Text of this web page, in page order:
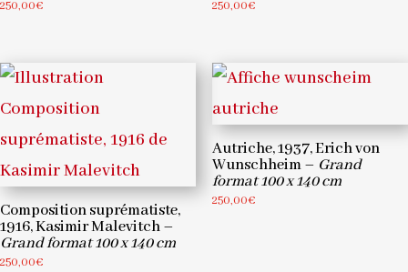
250,00€ 250,00€
Composition suprématiste,
1916, Kasimir Malevitch –
Grand format 100 x 140 cm
250,00€
Autriche, 1937, Erich von
Wunschheim – Grand
format 100 x 140 cm
250,00€